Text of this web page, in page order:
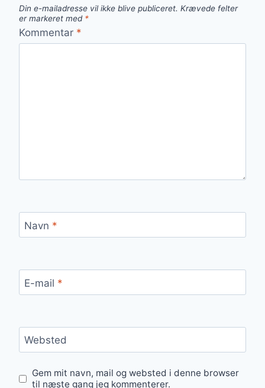
Din e-mailadresse vil ikke blive publiceret. Krævede felter
er markeret med *
Kommentar *
Navn *
E-mail *
Websted
Gem mit navn, mail og websted i denne browser
til næste gang jeg kommenterer.